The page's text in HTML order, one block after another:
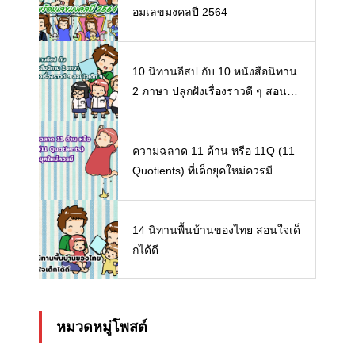
อมเลขมงคลปี 2564
10 นิทานอีสป กับ 10 หนังสือนิทาน
2 ภาษา ปลูกฝังเรื่องราวดี ๆ สอนใจ
ความฉลาด 11 ด้าน หรือ 11Q (11
Quotients) ที่เด็กยุคใหม่ควรมี
14 นิทานพื้นบ้านของไทย สอนใจเด็
กได้ดี
หมวดหมู่โพสต์